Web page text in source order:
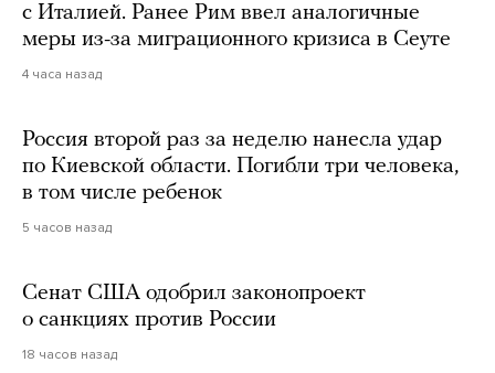
с Италией. Ранее Рим ввел аналогичные
меры из-за миграционного кризиса в Сеуте
4 часа назад
Россия второй раз за неделю нанесла удар
по Киевской области. Погибли три человека,
в том числе ребенок
5 часов назад
Сенат США одобрил законопроект
о санкциях против России
18 часов назад